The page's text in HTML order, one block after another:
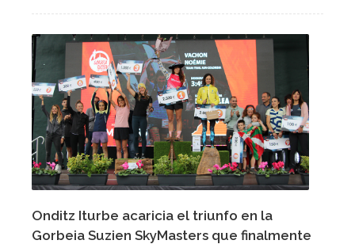
Onditz Iturbe acaricia el triunfo en la
Gorbeia Suzien SkyMasters que finalmente